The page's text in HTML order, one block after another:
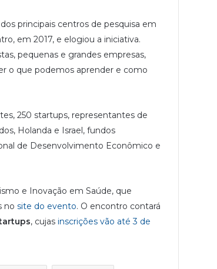
principais centros de pesquisa em
em 2017, e elogiou a iniciativa.
pequenas e grandes empresas,
o que podemos aprender e como
250 startups, representantes de
Holanda e Israel, fundos
de Desenvolvimento Econômico e
e Inovação em Saúde, que
no site do evento. O encontro contará
, cujas inscrições vão até 3 de